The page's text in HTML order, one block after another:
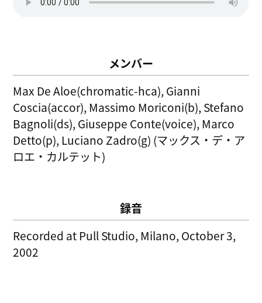
メンバー
Max De Aloe(chromatic-hca), Gianni
Coscia(accor), Massimo Moriconi(b), Stefano
Bagnoli(ds), Giuseppe Conte(voice), Marco
Detto(p), Luciano Zadro(g) (マックス・デ・ア
ロエ・カルテット)
録音
Recorded at Pull Studio, Milano, October 3,
2002